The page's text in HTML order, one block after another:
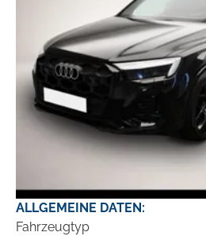
ALLGEMEINE DATEN:
Fahrzeugtyp